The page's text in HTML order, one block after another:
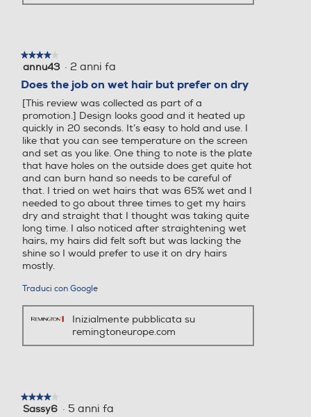
★★★★★
★★★★★
4
stelle.
annu43 · 2 anni fa
Does the job on wet hair but prefer on dry
[This review was collected as part of a
promotion.] Design looks good and it heated up
quickly in 20 seconds. It’s easy to hold and use. I
like that you can see temperature on the screen
and set as you like. One thing to note is the plate
that have holes on the outside does get quite hot
and can burn hand so needs to be careful of
that. I tried on wet hairs that was 65% wet and I
needed to go about three times to get my hairs
dry and straight that I thought was taking quite
long time. I also noticed after straightening wet
hairs, my hairs did felt soft but was lacking the
shine so I would prefer to use it on dry hairs
mostly.
Traduci con Google
Inizialmente pubblicata su
remingtoneurope.com
★★★★★
★★★★★
4
Sassy6 · 5 anni fa